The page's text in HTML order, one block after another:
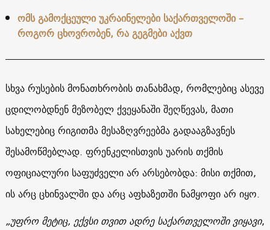
ომს გამოქცეული უკრაინელები საქართველოში –
როგორ ცხოვრობენ, რა გეგმები აქვთ
სხვა რუსების მონათხრობის თანახმად, რომლებიც ასევე
ცდილობდნენ მეზობელ ქვეყანაში შეღწევას, მათი
სახელებიც რიგითმა მესაზღვრეებმა გადააგზავნეს
შესამოწმებლად. ფრენკელისთვის უარის თქმის
ოფიციალური საფუძველი არ არსებობდა: მისი თქმით,
ის არც ცხინვალში და არც აფხაზეთში ნამყოფი არ იყო.
„უფრო მეტიც, ექვსი თვით ადრე საქართველოშივიყავი,